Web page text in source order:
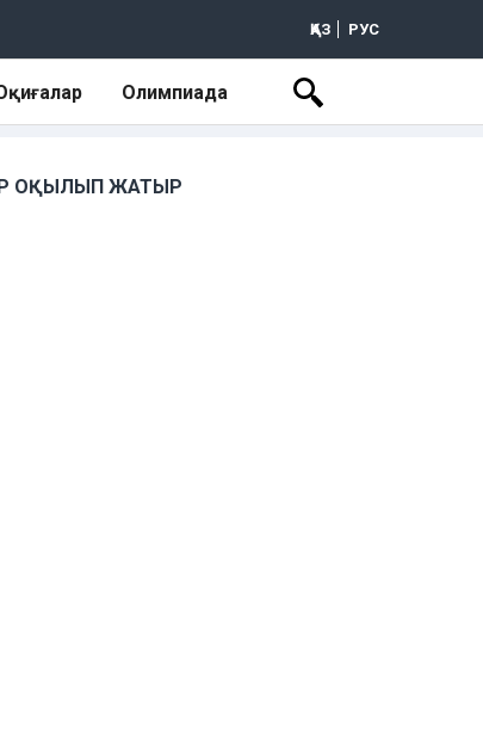
ҚАЗ РУС
Олимпиада
ОҚЫЛЫП ЖАТЫР